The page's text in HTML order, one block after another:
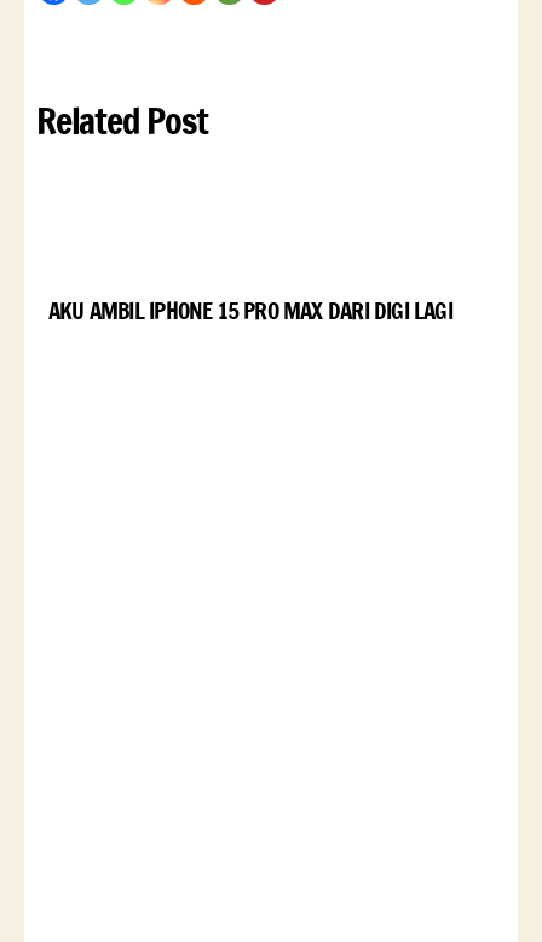
Related Post
AKU AMBIL IPHONE 15 PRO MAX DARI DIGI LAGI